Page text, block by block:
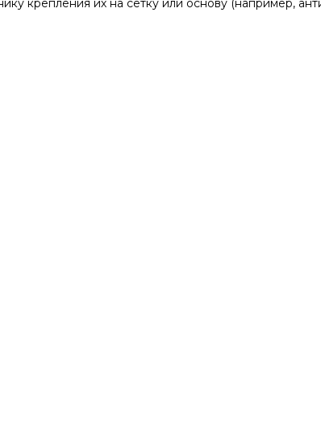
крепления их на сетку или основу (например,